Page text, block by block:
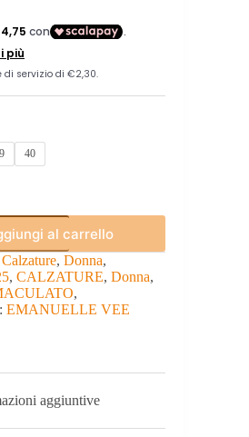
40
al carrello
Calzature, Donna,
, CALZATURE, Donna,
,
EMANUELLE VEE
aggiuntive